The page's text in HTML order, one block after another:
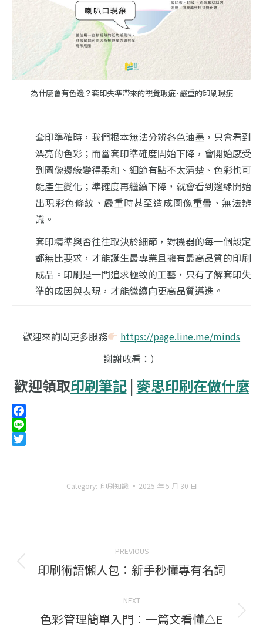
為什麼會有色邊？套印失準帶來的視覺瑕疵 - 嚴重的印刷瑕疵
套印準確時，我們根本無法分辨各色油墨，只會看到
漂亮的色彩；而當套印準確度開始下降，會開始感受
到圖像邊緣變得柔和、細節有點不太清楚、色彩也可
能產生變化；準確度再繼續下降，就會看到邊緣開始
出現彩色條紋、嚴重時甚至造成圖像重疊、無法辨
識。
套印精準與否往往取決於細節，對機器的每一個設定
都無比要求，才能誕生最專業且擁有最高品質的印刷
成品。印刷是一門追求極致的工藝，只有了解套印失
準的成因與表現，才能繼續向更高品質邁進。
歡迎來詢問更多服務
https://page.line.me/minds
謝謝收看：）
歡迎領取印刷筆記| 麥思印刷在做什麼
Facebook
Line
Category: 印刷知識 2025 年 5 月 30 日
navigation
PREVIOUS
Previous
印刷術語懶人包：新手秒懂專有名詞
NEXT
Next
色彩管理簡單入門：一篇文看懂△E